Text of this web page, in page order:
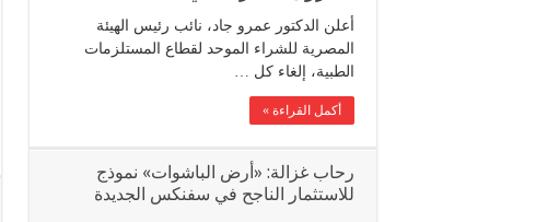
أعلن الدكتور عمرو جاد، نائب رئيس الهيئة
المصرية للشراء الموحد لقطاع المستلزمات
الطبية، إلغاء كل …
أكمل القراءة »
رحاب غزالة: «أرض الباشوات» نموذج
للاستثمار الناجح في سفنكس الجديدة